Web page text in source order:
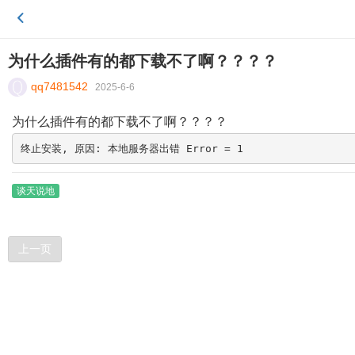
为什么插件有的都下载不了啊？？？？
qq7481542 2025-6-6
为什么插件有的都下载不了啊？？？？
终止安装, 原因: 本地服务器出错 Error = 1
谈天说地
上一页